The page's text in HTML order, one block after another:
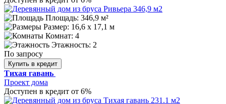
Площадь: 346,9 м²
Размер: 16,6 х 17,1 м
Комнат: 4
Этажность: 2
По запросу
Купить в кредит
Тихая гавань
Проект дома
Доступен в кредит от 6%